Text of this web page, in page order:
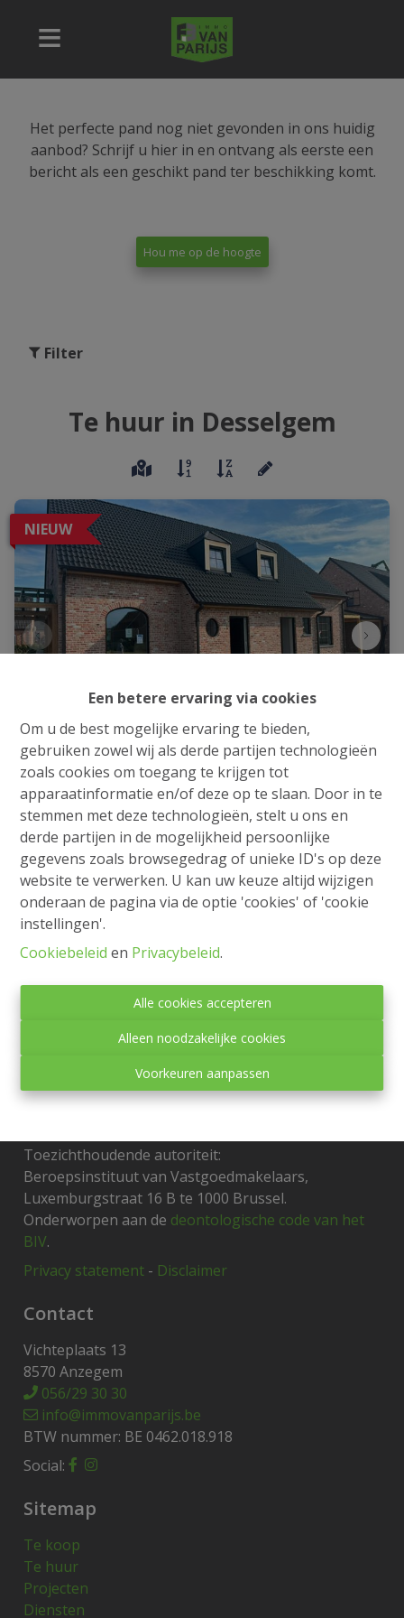
Een betere ervaring via cookies
Om u de best mogelijke ervaring te bieden,
gebruiken zowel wij als derde partijen technologieën
zoals cookies om toegang te krijgen tot
apparaatinformatie en/of deze op te slaan. Door in te
stemmen met deze technologieën, stelt u ons en
derde partijen in de mogelijkheid persoonlijke
gegevens zoals browsegedrag of unieke ID's op deze
website te verwerken. U kan uw keuze altijd wijzigen
onderaan de pagina via de optie 'cookies' of 'cookie
instellingen'.
Cookiebeleid en Privacybeleid.
Alle cookies accepteren
Alleen noodzakelijke cookies
Voorkeuren aanpassen
Het perfecte pand nog niet gevonden in ons huidig
aanbod? Schrijf u hier in en ontvang als eerste een
bericht als een geschikt pand ter beschikking komt.
Hou me op de hoogte
Filter
Te huur in Desselgem
NIEUW
Energiezuinige halfopen bebouwing met drie
slaapkamers
Ritsaard , 8792 Desselgem| Ref: 2249
€ 1.200 /maand
3 1
Toezichthoudende autoriteit:
Beroepsinstituut van Vastgoedmakelaars,
Luxemburgstraat 16 B te 1000 Brussel.
Onderworpen aan de deontologische code van het
BIV.
Privacy statement - Disclaimer
Contact
Vichteplaats 13
8570 Anzegem
056/29 30 30
info@immovanparijs.be
BTW nummer: BE 0462.018.918
Social:
Sitemap
Te koop
Te huur
Projecten
Diensten